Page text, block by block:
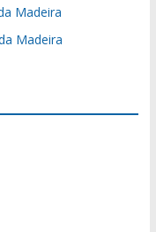
Madeira
Madeira